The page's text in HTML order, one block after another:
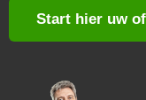
Start hier uw